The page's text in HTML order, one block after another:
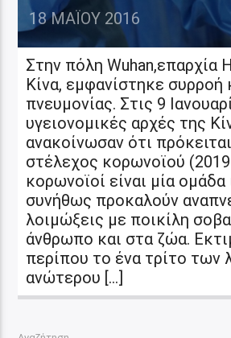
18 ΜΑΪ́ΟΥ 2016
Στην πόλη Wuhan,επαρχία
Κίνα, εμφανίστηκε
πνευμονίας. Στις 9
υγειονομικές αρχές της
ανακοίνωσαν ότι
στέλεχος κορωνοϊού
κορωνοϊοί είναι μία
συνήθως προκαλούν
λοιμώξεις με ποικίλη
άνθρωπο και στα ζώα.
περίπου το ένα τρίτο των
ανώτερου […]